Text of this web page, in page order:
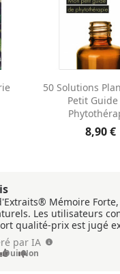
Aperçu
50 Solutions
Petit Guide
8,90 €
Mémoire
Les utilisateurs
qualité-prix est jugé
par IA
Oui Non